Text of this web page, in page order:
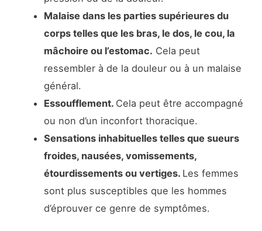
Malaise dans les parties supérieures du
corps telles que les bras, le dos, le cou, la
mâchoire ou l’estomac. Cela peut
ressembler à de la douleur ou à un malaise
général.
Essoufflement. Cela peut être accompagné
ou non d’un inconfort thoracique.
Sensations inhabituelles telles que sueurs
froides, nausées, vomissements,
étourdissements ou vertiges. Les femmes
sont plus susceptibles que les hommes
d’éprouver ce genre de symptômes.